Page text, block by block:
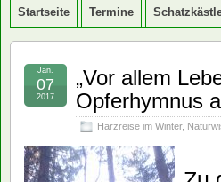
Startseite Termine
„Vor allem
Opferhymnus
Harzreise im Winter,
Jan.
07
2017